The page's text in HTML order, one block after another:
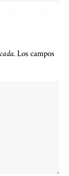
Los campos